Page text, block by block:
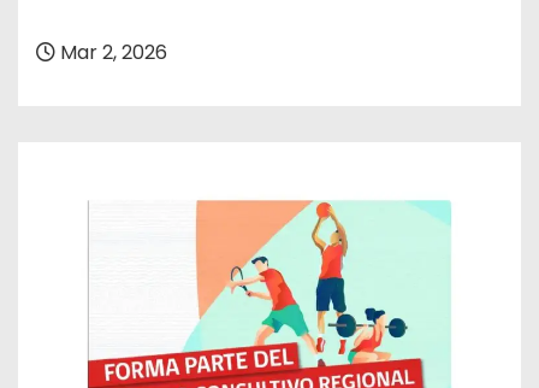
Mar 2, 2026